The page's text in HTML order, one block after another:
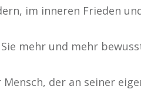
im inneren Frieden
mehr und mehr
Mensch, der an seiner